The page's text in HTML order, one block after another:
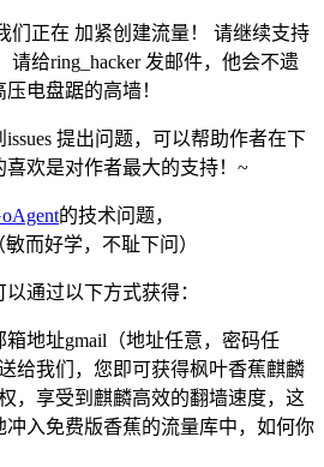
们正在 加紧创建流量！ 请继续支持
给ring_hacker 发邮件，他会不遗
电盘踞的高墙！
提出问题，可以帮助作者在下
欢是对作者最大的支持！~
的技术问题，
敏而好学，不耻下问）
通过以下方式获得：
地址gmail（地址任意，密码任
给我们，您即可获得枫叶香蕉麒麟
，享受到麒麟高效的翻墙速度，这
入免费版香蕉的流量库中，如何你